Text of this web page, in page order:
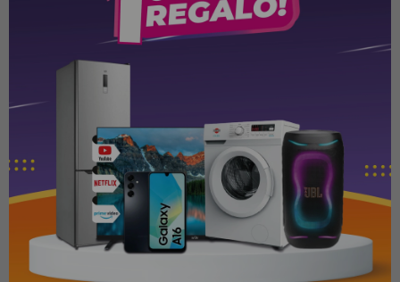
del termocalefon
Díametro 39 cm.
Altura 103 cm.
ANCHO 51.5 CM
ALTO 51.5 CM
LARGO 86.5 CM
PESO 29400 GR